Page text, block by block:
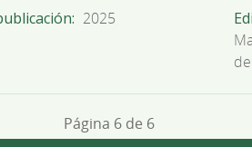
2025
Página 6 de 6